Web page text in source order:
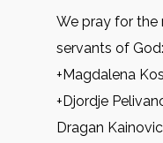
We pray for the
servants of
+Magdalena
+Djordje
Dragan